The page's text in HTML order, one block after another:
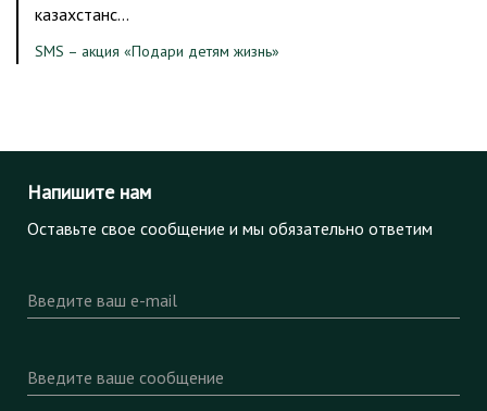
казахстанс…
SMS – акция «Подари детям жизнь»
Напишите нам
Оставьте свое сообщение и мы обязательно ответим
Введите ваш e-mail
Введите ваше сообщение